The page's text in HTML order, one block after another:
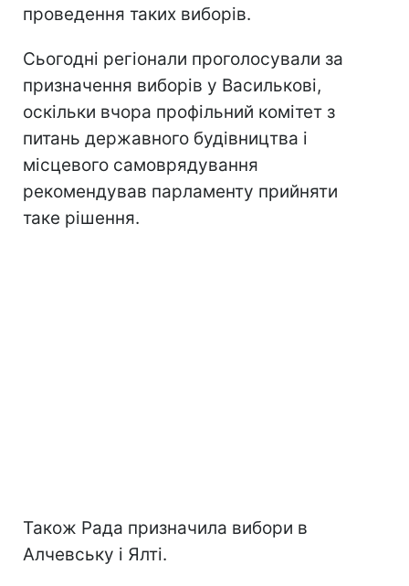
проведення таких виборів.
Сьогодні регіонали проголосували за
призначення виборів у Василькові,
оскільки вчора профільний комітет з
питань державного будівництва і
місцевого самоврядування
рекомендував парламенту прийняти
таке рішення.
Також Рада призначила вибори в
Алчевську і Ялті.